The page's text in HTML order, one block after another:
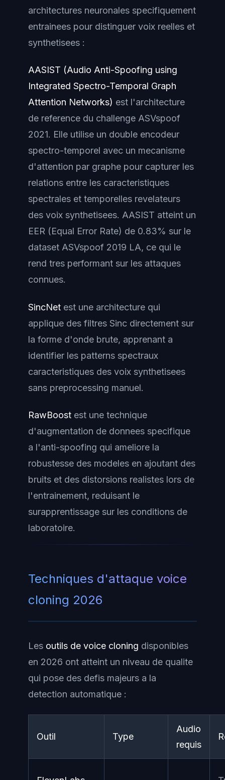
architectures neuronales specifiquement
entrainees pour distinguer voix reelles et
synthetisees :
AASIST (Audio Anti-Spoofing using
Integrated Spectro-Temporal Graph
Attention Networks) est l'architecture
de reference du challenge ASVspoof
2021. Elle utilise un double encodeur
spectro-temporel avec un mecanisme
d'attention par graphe pour capturer les
relations entre les caracteristiques
spectrales et temporelles revelateurs
des voix synthetisees. AASIST atteint un
EER (Equal Error Rate) de 0.83% sur le
dataset ASVspoof 2019 LA, ce qui le
rend tres performant sur les attaques
connues.
SincNet est une architecture qui
applique des filtres Sinc directement sur
la forme d'onde brute, apprenant a
identifier les patterns spectraux
caracteristiques des voix synthetisees
sans preprocessing manuel.
RawBoost est une technique
d'augmentation de donnees specifique
a l'anti-spoofing qui ameliore la
robustesse des modeles en ajoutant des
bruits et des distorsions realistes lors de
l'entrainement, reduisant le
surapprentissage sur les conditions de
laboratoire.
Techniques d'attaque voice
cloning 2026
Les outils de voice cloning disponibles
en 2026 ont atteint un niveau de qualite
qui pose des defis majeurs a la
detection automatique :
Outil Type
Audio
requis